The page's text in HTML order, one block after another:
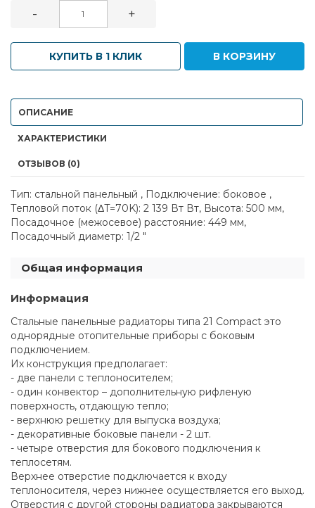
- +
КУПИТЬ В 1 КЛИК В КОРЗИНУ
ОПИСАНИЕ
ХАРАКТЕРИСТИКИ
ОТЗЫВОВ (0)
Тип: стальной панельный , Подключение: боковое ,
Тепловой поток (ΔT=70K): 2 139 Вт Вт, Высота: 500 мм,
Посадочное (межосевое) расстояние: 449 мм,
Посадочный диаметр: 1/2 "
Общая информация
Информация
Стальные панельные радиаторы типа 21 Compact это
однорядные отопительные приборы с боковым
подключением.
Их конструкция предполагает:
- две панели с теплоносителем;
- один конвектор – дополнительную рифленую
поверхность, отдающую тепло;
- верхнюю решетку для выпуска воздуха;
- декоративные боковые панели - 2 шт.
- четыре отверстия для бокового подключения к
теплосетям.
Верхнее отверстие подключается к входу
теплоносителя, через нижнее осуществляется его выход.
Отверстия с другой стороны радиатора закрываются